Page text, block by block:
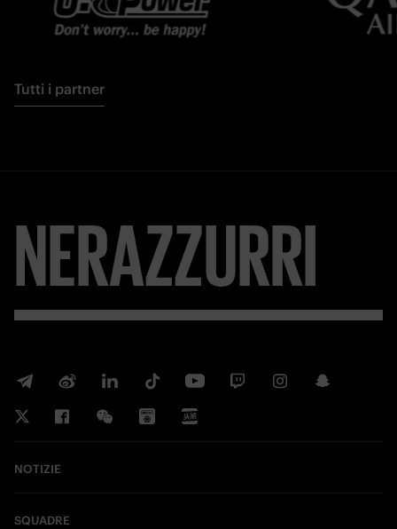
Tutti i partner
NERAZZURRI
NOTIZIE
SQUADRE